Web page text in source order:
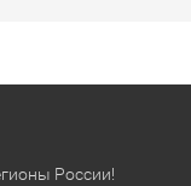
России!